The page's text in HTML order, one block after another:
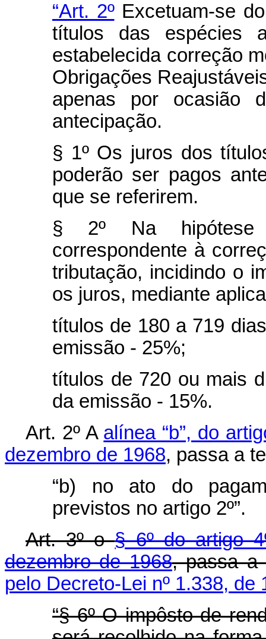
“Art. 2ºExcetuam-se
títulos das espécies
estabelecida correção
Obrigações
apenas por ocasião
antecipação.
§ 1º Os juros dos
poderão ser pagos
que se referirem.
§ 2º Na hipótese
correspondente à
tributação, incidindo o
os juros, mediante
títulos de 180 a 719
emissão - 25%;
títulos de 720 ou mais
da emissão - 15%.
Art. 2º A alínea “b”, do
dezembro de 1968, passa a
“b) no ato do
previstos no artigo 2º”.
Art. 3º o§ 6º do artigo
dezembro de 1968, passa a
pelo Decreto-Lei nº 1.338, de
“§ 6º O impôsto de